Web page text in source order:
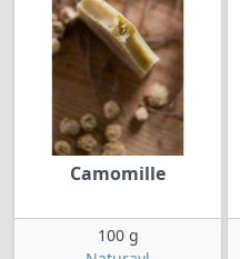
Camomille
100 g